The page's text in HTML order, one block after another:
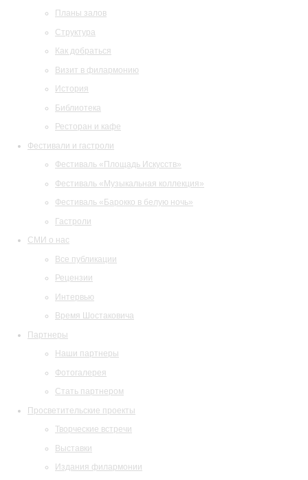
Планы залов
Структура
Как добраться
Визит в филармонию
История
Библиотека
Ресторан и кафе
Фестивали и гастроли
Фестиваль «Площадь Искусств»
Фестиваль «Музыкальная коллекция»
Фестиваль «Барокко в белую ночь»
Гастроли
СМИ о нас
Все публикации
Рецензии
Интервью
Время Шостаковича
Партнеры
Наши партнеры
Фотогалерея
Стать партнером
Просветительские проекты
Творческие встречи
Выставки
Издания филармонии